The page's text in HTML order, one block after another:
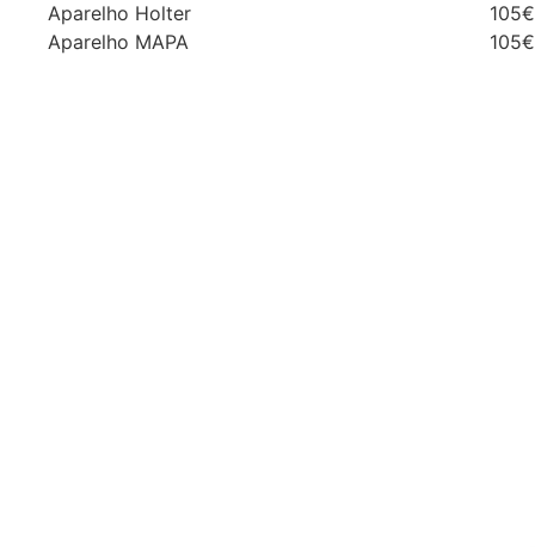
Aparelho Holter
105€
Aparelho MAPA
105€